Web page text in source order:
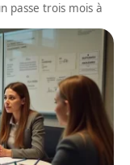
passe trois mois à